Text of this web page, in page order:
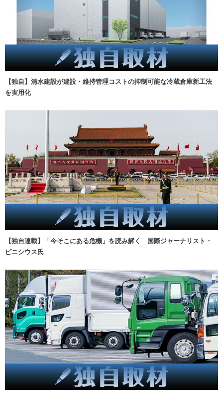
【独自】清水建設が建設・維持管理コストの抑制可能な冷蔵倉庫新工法
を実用化
【独自連載】「今そこにある危機」を読み解く 国際ジャーナリスト・
ビニシウス氏